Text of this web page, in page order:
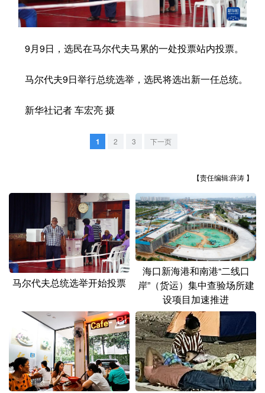
食品 人居 信息化 数字经济
彩票 娱乐 时尚 悦读
公益 一带一路
天津 河北 山西
辽宁 吉林 上海 江苏
浙江 安徽 福建 江西
山东 河南 湖北 湖南
海南 重庆
四川 贵州 云南 西藏
陕西 甘肃 青海 宁夏
新疆 内蒙古 黑龙江
9月9日，选民在马尔代夫马累的一处投票站内投票。
马尔代夫9日举行总统选举，选民将选出新一任总统。
新华社记者 车宏亮 摄
1 2 3 下一页
【责任编辑:薛涛 】
马尔代夫总统选举开始投票
海口新海港和南港“二线口
岸”（货运）集中查验场所建
设项目加速推进